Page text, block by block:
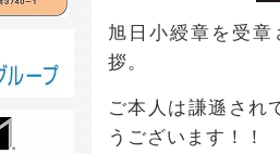
旭日小綬章を受
拶。
ご本人は謙遜され
うございます！！